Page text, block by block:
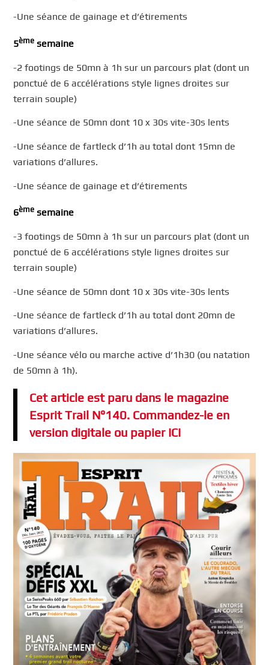
-Une séance de gainage et d’étirements
5ème semaine
-2 footings de 50mn à 1h sur un parcours plat (dont un
ponctué de 6 accélérations style lignes droites sur
terrain souple)
-Une séance de 50mn dont 10 x 30s vite-30s lents
-Une séance de fartleck d’1h au total dont 15mn de
variations d’allures.
-Une séance de gainage et d’étirements
6ème semaine
-3 footings de 50mn à 1h sur un parcours plat (dont un
ponctué de 6 accélérations style lignes droites sur
terrain souple)
-Une séance de 50mn dont 10 x 30s vite-30s lents
-Une séance de fartleck d’1h au total dont 20mn de
variations d’allures.
-Une séance vélo ou marche active d’1h30 (ou natation
de 50mn à 1h).
Cet article est paru dans le magazine
Esprit Trail N°140. Commandez-le en
version digitale ou papier ICI